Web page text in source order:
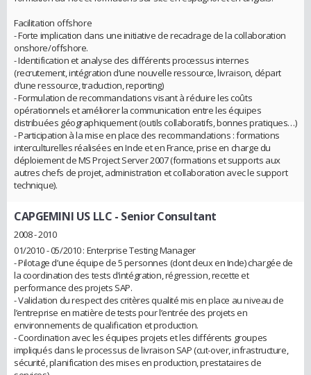
Facilitation offshore
- Forte implication dans une initiative de recadrage de la collaboration
onshore/offshore.
- Identification et analyse des différents processus internes
(recrutement, intégration d’une nouvelle ressource, livraison, départ
d’une ressource, traduction, reporting)
- Formulation de recommandations visant à réduire les coûts
opérationnels et améliorer la communication entre les équipes
distribuées géographiquement (outils collaboratifs, bonnes pratiques…)
- Participation à la mise en place des recommandations : formations
interculturelles réalisées en Inde et en France, prise en charge du
déploiement de MS Project Server 2007 (formations et supports aux
autres chefs de projet, administration et collaboration avec le support
technique).
CAPGEMINI US LLC - Senior Consultant
2008 - 2010
01/2010 - 05/2010 : Enterprise Testing Manager
- Pilotage d’une équipe de 5 personnes (dont deux en Inde) chargée de
la coordination des tests d’intégration, régression, recette et
performance des projets SAP.
- Validation du respect des critères qualité mis en place au niveau de
l’entreprise en matière de tests pour l’entrée des projets en
environnements de qualification et production.
- Coordination avec les équipes projets et les différents groupes
impliqués dans le processus de livraison SAP (cut-over, infrastructure,
sécurité, planification des mises en production, prestataires de